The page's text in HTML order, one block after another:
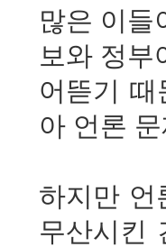
많은 이들
보와 정
어뜯기 때
아 언론
하지만 언
무산시킨